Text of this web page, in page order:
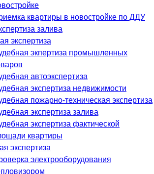
квартиры в новостройке по ДДУ
залива
экспертиза
экпертиза промышленных
автоэкспертиза
экспертиза недвижимости
пожарно-техническая экспертиза
экспертиза залива
экспертиза фактической
квартиры
экспертиза
электрооборудования